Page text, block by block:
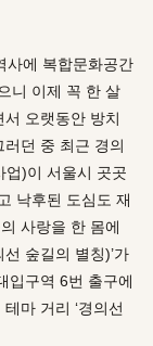
사에 복합문화공간
니 이제 꼭 한 살
오랫동안 방치
던 중 최근 경의
업)이 서울시 곳곳
낙후된 도심도 재
사랑을 한 몸에
숲길의 별칭)’가
입구역 6번 출구에
마 거리 ‘경의선